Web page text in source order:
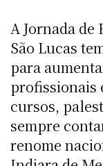
A Jornada
São Lucas
para
profissionais
cursos,
sempre
renome